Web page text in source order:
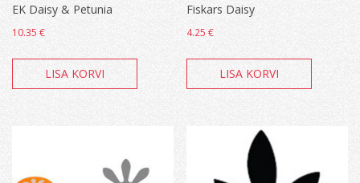
EK Daisy & Petunia
10.35 €
LISA KORVI
Fiskars Daisy
4.25€
LISA KORVI